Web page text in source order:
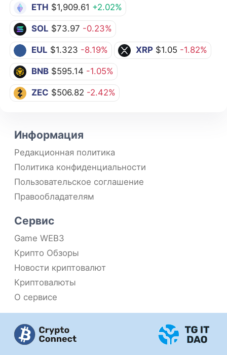
ETH $1,909.61 +2.02%
SOL $73.97 -0.23%
EUL $1.323 -8.19% XRP $1.05 -1.82%
BNB $595.14 -1.05%
ZEC $506.82 -2.42%
Информация
Редакционная политика
Политика конфиденциальности
Пользовательское соглашение
Правообладателям
Сервис
Game WEB3
Крипто Обзоры
Новости криптовалют
Криптовалюты
О сервисе